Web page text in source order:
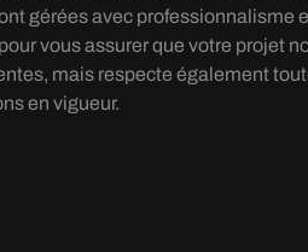
gérées avec professionnalisme
vous assurer que votre projet
mais respecte également
en vigueur.